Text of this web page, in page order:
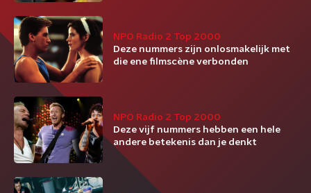
NPO Radio 2 Top 2000
Deze nummers zijn onlosmakelijk met
die ene filmscène verbonden
NPO Radio 2 Top 2000
Deze vijf nummers hebben een hele
andere betekenis dan je denkt